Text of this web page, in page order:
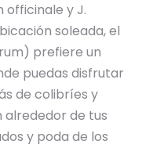
officinale y J.
soleada, el
prefiere un
puedas disfrutar
de colibríes y
alrededor de tus
y poda de los